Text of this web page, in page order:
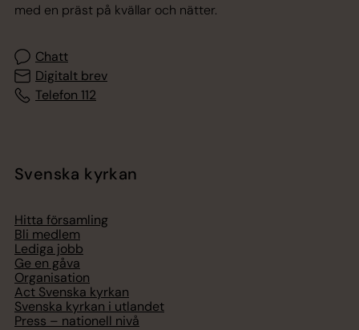
med en präst på kvällar och nätter.
Chatt
Digitalt brev
Telefon 112
Svenska kyrkan
Hitta församling
Bli medlem
Lediga jobb
Ge en gåva
Organisation
Act Svenska kyrkan
Svenska kyrkan i utlandet
Press – nationell nivå